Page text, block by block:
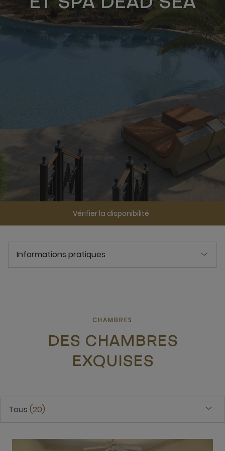
Vérifier la disponibilité
Informations pratiques
CHAMBRES
DES CHAMBRES
EXQUISES
Tous 20